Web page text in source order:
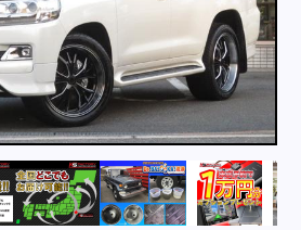
店舗問い合わせ